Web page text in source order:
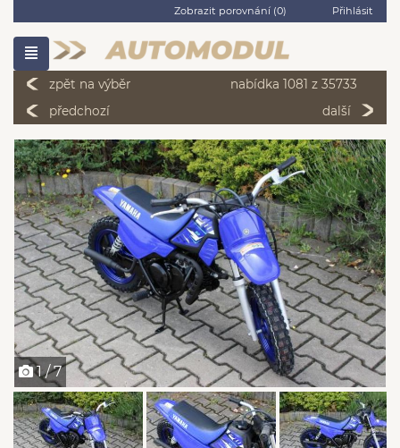
Zobrazit porovnání (0) Přihlásit
zpět na výběr
nabídka 1081 z 35733
předchozí
další
1 / 7